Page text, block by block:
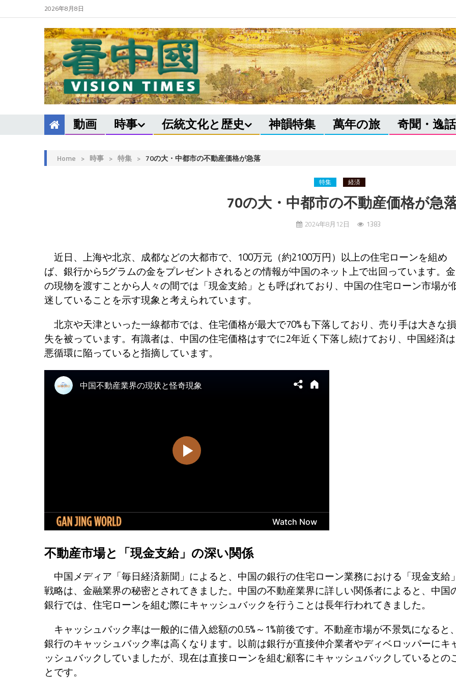
2026年8月8日
動画 時事 伝統文化と歴史 神韻特集 萬年の旅 奇聞・逸話
Home > 時事 > 特集 > 70の大・中都市の不動産価格が急落
特集 経済
70の大・中都市の不動産価格が急
2024年8月12日 1383
近日、上海や北京、成都などの大都市で、100万元（約2100万円）以上の住宅ローンを組め
ば、銀行から5グラムの金をプレゼントされるとの情報が中国のネット上で出回っています。金
の現物を渡すことから人々の間では「現金支給」とも呼ばれており、中国の住宅ローン市場が
迷していることを示す現象と考えられています。
北京や天津といった一線都市では、住宅価格が最大で70%も下落しており、売り手は大きな損
失を被っています。有識者は、中国の住宅価格はすでに2年近く下落し続けており、中国経済は
悪循環に陥っていると指摘しています。
不動産市場と「現金支給」の深い関係
中国メディア「毎日経済新聞」によると、中国の銀行の住宅ローン業務における「現金支給」
戦略は、金融業界の秘密とされてきました。中国の不動産業界に詳しい関係者によると、中国
銀行では、住宅ローンを組む際にキャッシュバックを行うことは長年行われてきました。
キャッシュバック率は一般的に借入総額の0.5%～1%前後です。不動産市場が不景気になると、
銀行のキャッシュバック率は高くなります。以前は銀行が直接仲介業者やディベロッパーにキ
ッシュバックしていましたが、現在は直接ローンを組む顧客にキャッシュバックしているとの
とです。